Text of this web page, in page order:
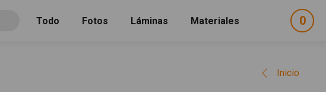
Todo Fotos Láminas Materiales 0
Inicio